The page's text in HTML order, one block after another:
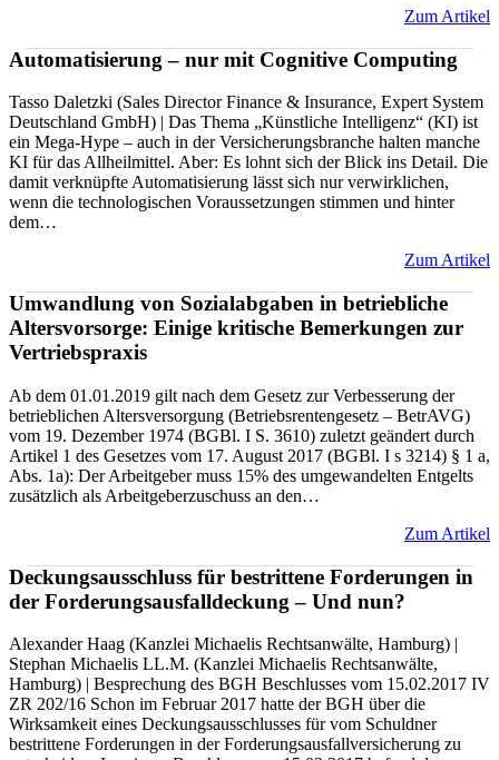
Zum Artikel
Automatisierung – nur mit Cognitive Computing
Tasso Daletzki (Sales Director Finance & Insurance, Expert System
Deutschland GmbH) | Das Thema „Künstliche Intelligenz“ (KI) ist
ein Mega-Hype – auch in der Versicherungsbranche halten manche
KI für das Allheilmittel. Aber: Es lohnt sich der Blick ins Detail. Die
damit verknüpfte Automatisierung lässt sich nur verwirklichen,
wenn die technologischen Voraussetzungen stimmen und hinter
dem…
Zum Artikel
Umwandlung von Sozialabgaben in betriebliche
Altersvorsorge: Einige kritische Bemerkungen zur
Vertriebspraxis
Ab dem 01.01.2019 gilt nach dem Gesetz zur Verbesserung der
betrieblichen Altersversorgung (Betriebsrentengesetz – BetrAVG)
vom 19. Dezember 1974 (BGBl. I S. 3610) zuletzt geändert durch
Artikel 1 des Gesetzes vom 17. August 2017 (BGBl. I s 3214) § 1 a,
Abs. 1a): Der Arbeitgeber muss 15% des umgewandelten Entgelts
zusätzlich als Arbeitgeberzuschuss an den…
Zum Artikel
Deckungsausschluss für bestrittene Forderungen in
der Forderungsausfalldeckung – Und nun?
Alexander Haag (Kanzlei Michaelis Rechtsanwälte, Hamburg) |
Stephan Michaelis LL.M. (Kanzlei Michaelis Rechtsanwälte,
Hamburg) | Besprechung des BGH Beschlusses vom 15.02.2017 IV
ZR 202/16 Schon im Februar 2017 hatte der BGH über die
Wirksamkeit eines Deckungsausschlusses für vom Schuldner
bestrittene Forderungen in der Forderungsausfallversicherung zu